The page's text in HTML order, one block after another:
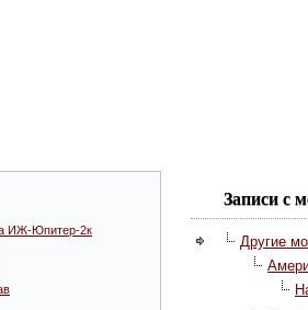
ИЖ-Юпитер-2к
Записи с
Другие